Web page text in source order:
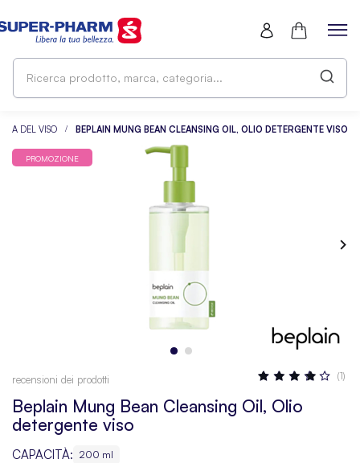
DEL VISO BEPLAIN MUNG BEAN CLEANSING OIL, OLIO DETERGENTE VISO
PROMOZIONE
Beplain Mung Bean Cleansing Oil, Olio
detergente viso
Valutazione: (1)
recensioni dei prodotti
CAPACITÀ: 200 ml